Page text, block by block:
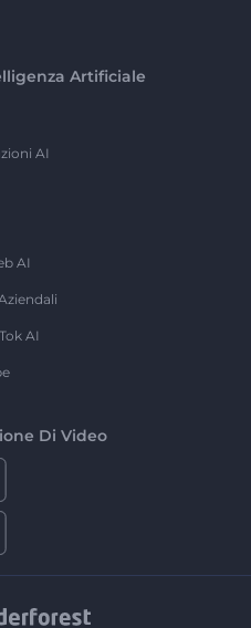
Artificiale
AI
AI
AI
Di Video